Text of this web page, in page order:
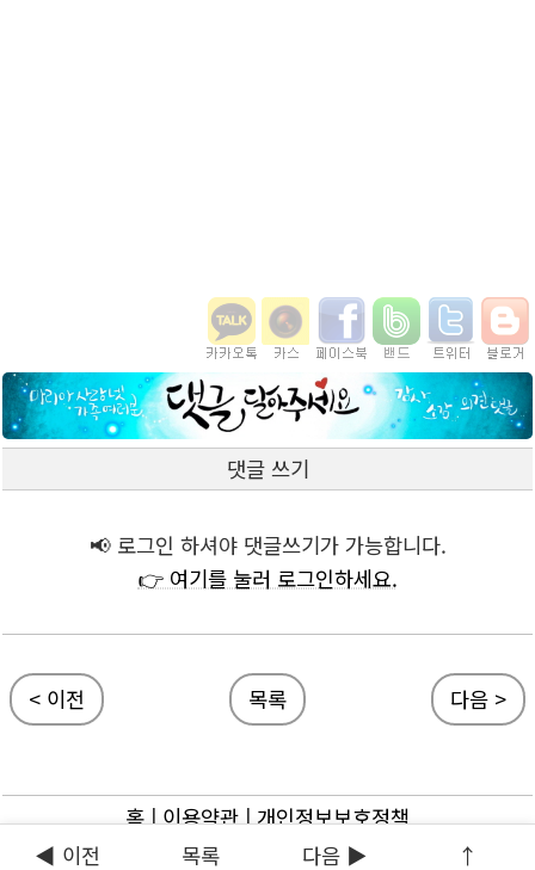
댓글 쓰기
📢 로그인 하셔야 댓글쓰기가 가능합니다.
👉 여기를 눌러 로그인하세요.
< 이전 목록 다음 >
홈|이용약관|개인정보보호정책
ⓒ 마리아사랑넷
◀ 이전 목록 다음 ▶ ↑